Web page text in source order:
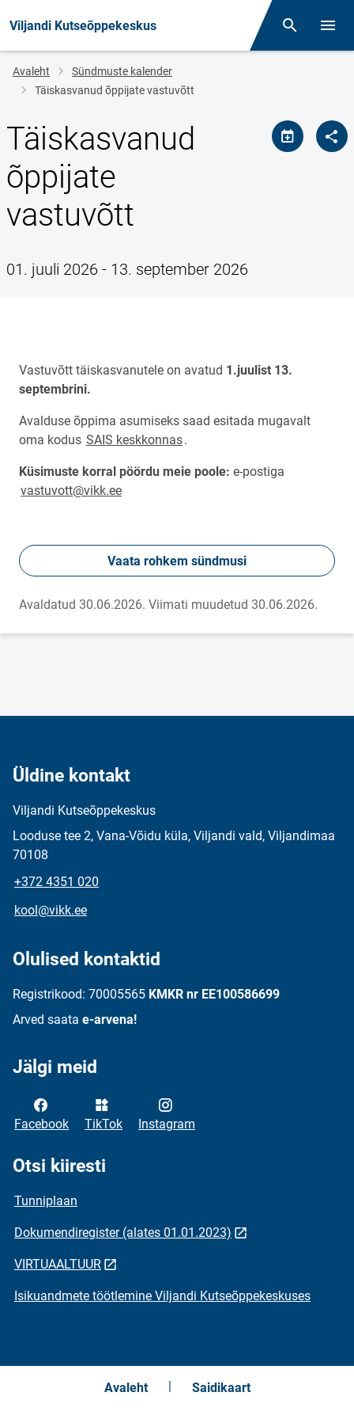
Viljandi Kutseõppekeskus Otsing
Jälglink
Avaleht
Sündmuste kalender
Täiskasvanud õppijate vastuvõtt
Täiskasvanud
õppijate
vastuvõtt
01. juuli 2026 - 13. september 2026
Vastuvõtt täiskasvanutele on avatud 1.juulist 13.
septembrini.
Avalduse õppima asumiseks saad esitada mugavalt
oma kodus SAIS keskkonnaslink opens on new page
.
Küsimuste korral pöördu meie poole: e-postiga
vastuvott@vikk.ee
Vaata rohkem sündmusi
Avaldatud 30.06.2026. Viimati muudetud 30.06.2026.
Üldine kontakt
Viljandi Kutseõppekeskus
Looduse tee 2, Vana-Võidu küla, Viljandi vald, Viljandimaa
70108
+372 4351 020
kool@vikk.ee
Olulised kontaktid
Registrikood: 70005565 KMKR nr EE100586699
Arved saata e-arvena!
Jälgi meid
Facebook TikTok Instagram
Otsi kiiresti
Tunniplaan
Dokumendiregister (alates 01.01.2023)
VIRTUAALTUUR
Isikuandmete töötlemine Viljandi Kutseõppekeskuses
Avaleht Saidikaart